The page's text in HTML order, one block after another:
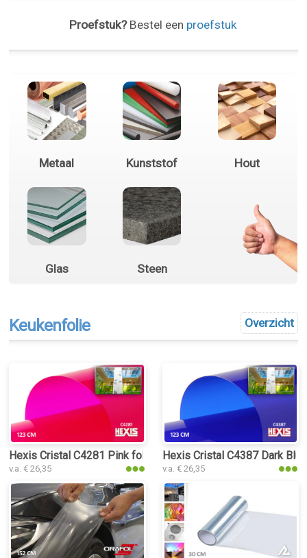
Proefstuk?Bestel een proefstuk
Metaal Kunststof Hout
Glas Steen
Overzicht
Keukenfolie
Hexis Cristal C4281 Pink folie
v.a. € 26,35
Hexis Cristal C4387 Dark
v.a. € 26,35